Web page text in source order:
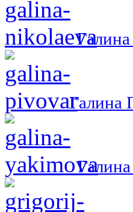
Галина